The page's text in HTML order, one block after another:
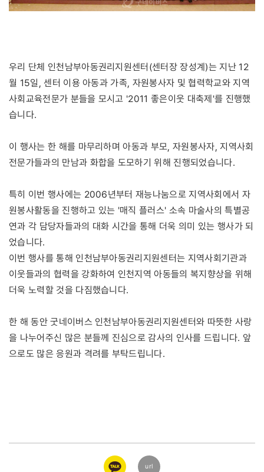
우리 단체 인천남부아동권리지원센터(센터장 장성계)는 지난 12
월 15일, 센터 이용 아동과 가족, 자원봉사자 및 협력학교와 지역
사회교육전문가 분들을 모시고 '2011 좋은이웃 대축제'를 진행했
습니다.
이 행사는 한 해를 마무리하며 아동과 부모, 자원봉사자, 지역사회
전문가들과의 만남과 화합을 도모하기 위해 진행되었습니다.
특히 이번 행사에는 2006년부터 재능나눔으로 지역사회에서 자
원봉사활동을 진행하고 있는 '매직 플러스' 소속 마술사의 특별공
연과 각 담당자들과의 대화 시간을 통해 더욱 의미 있는 행사가 되
었습니다.
이번 행사를 통해 인천남부아동권리지원센터는 지역사회기관과
이웃들과의 협력을 강화하여 인천지역 아동들의 복지향상을 위해
더욱 노력할 것을 다짐했습니다.
한 해 동안 굿네이버스 인천남부아동권리지원센터와 따뜻한 사랑
을 나누어주신 많은 분들께 진심으로 감사의 인사를 드립니다. 앞
으로도 많은 응원과 격려를 부탁드립니다.
카카오
url